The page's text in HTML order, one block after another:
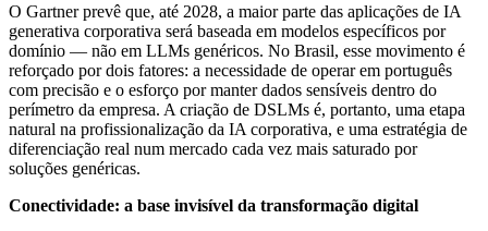
O Gartner prevê que, até 2028, a maior parte das aplicações de IA
generativa corporativa será baseada em modelos específicos por
domínio — não em LLMs genéricos. No Brasil, esse movimento é
reforçado por dois fatores: a necessidade de operar em português
com precisão e o esforço por manter dados sensíveis dentro do
perímetro da empresa. A criação de DSLMs é, portanto, uma etapa
natural na profissionalização da IA corporativa, e uma estratégia de
diferenciação real num mercado cada vez mais saturado por
soluções genéricas.
Conectividade: a base invisível da transformação digital